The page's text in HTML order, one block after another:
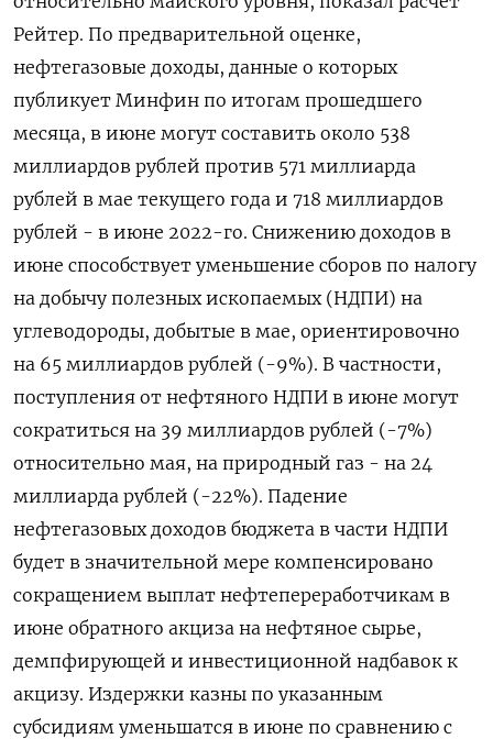
Рейтер. По предварительной оценке,
нефтегазовые доходы, данные о которых
публикует Минфин по итогам прошедшего
месяца, в июне могут составить около 538
миллиардов рублей против 571 миллиарда
рублей в мае текущего года и 718 миллиардов
рублей - в июне 2022-го. Снижению доходов в
июне способствует уменьшение сборов по налогу
на добычу полезных ископаемых (НДПИ) на
углеводороды, добытые в мае, ориентировочно
на 65 миллиардов рублей (-9%). В частности,
поступления от нефтяного НДПИ в июне могут
сократиться на 39 миллиардов рублей (-7%)
относительно мая, на природный газ - на 24
миллиарда рублей (-22%). Падение
нефтегазовых доходов бюджета в части НДПИ
будет в значительной мере компенсировано
сокращением выплат нефтепереработчикам в
июне обратного акциза на нефтяное сырье,
демпфирующей и инвестиционной надбавок к
акцизу. Издержки казны по указанным
субсидиям уменьшатся в июне по сравнению с